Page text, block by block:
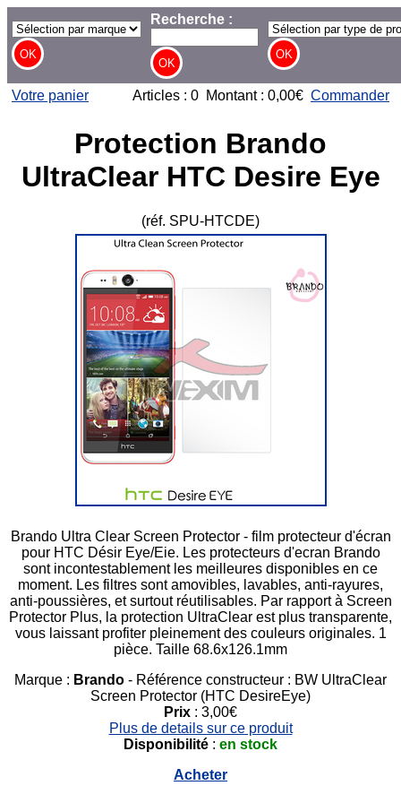
Recherche :
Votre panier Articles : 0 Montant : 0,00€ Commander
Protection Brando
UltraClear HTC Desire Eye
(réf. SPU-HTCDE)
Brando Ultra Clear Screen Protector - film protecteur d'écran
pour HTC Désir Eye/Eie. Les protecteurs d'ecran Brando
sont incontestablement les meilleures disponibles en ce
moment. Les filtres sont amovibles, lavables, anti-rayures,
anti-poussières, et surtout réutilisables. Par rapport à Screen
Protector Plus, la protection UltraClear est plus transparente,
vous laissant profiter pleinement des couleurs originales. 1
pièce. Taille 68.6x126.1mm
Marque : Brando - Référence constructeur : BW UltraClear
Screen Protector (HTC DesireEye)
Prix : 3,00€
Plus de details sur ce produit
Disponibilité : en stock
Acheter